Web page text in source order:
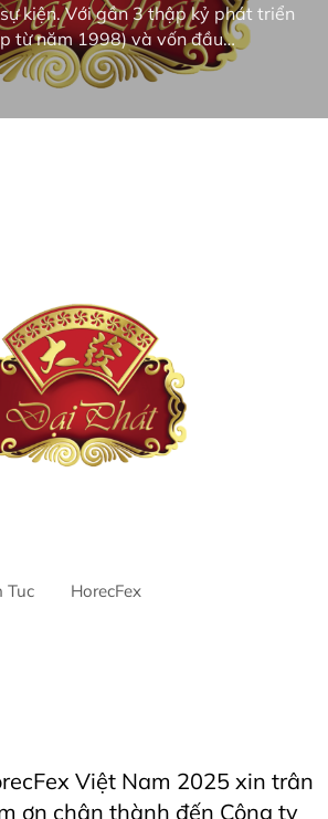
kiện. Với gần 3 thập kỷ phát triển
từ năm 1998) và vốn đầu…
Tuc HorecFex
Việt Nam 2025 xin trân
ơn chân thành đến Công ty